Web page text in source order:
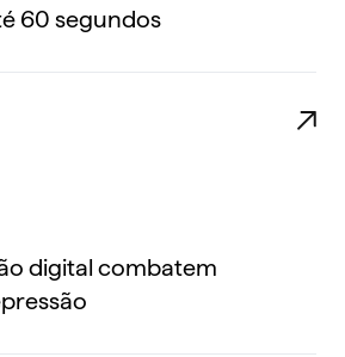
60 segundos
digital combatem